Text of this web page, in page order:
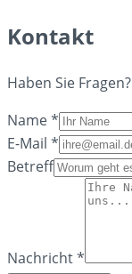
Kontakt
Haben Sie
Name *
E-Mail *
Betreff
Nachricht *